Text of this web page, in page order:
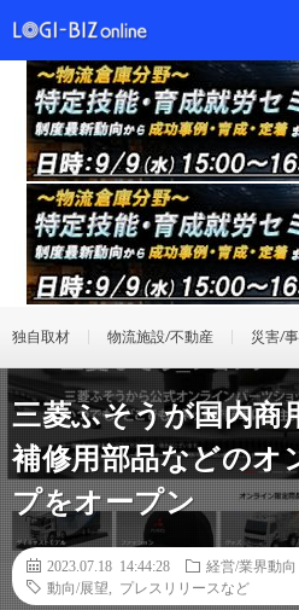
独自取材 物流施設/不動産 災害/
三菱ふそうが国内商
補修用部品などのオ
プをオープン
2023.07.18 14:44:28
経営/業界動向
動向/展望
プレスリリースなど